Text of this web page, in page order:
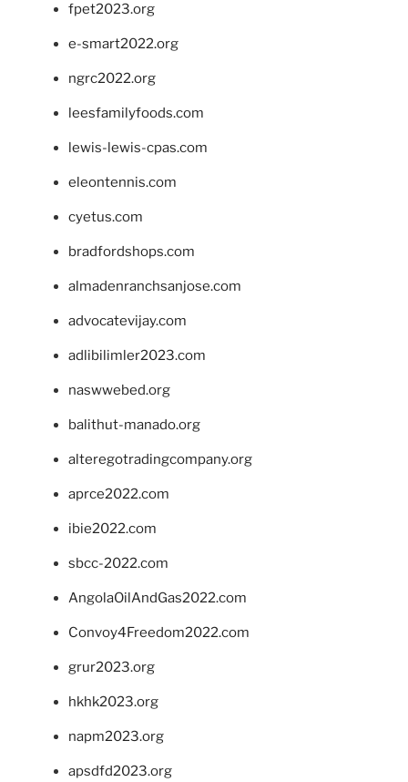
fpet2023.org
e-smart2022.org
ngrc2022.org
leesfamilyfoods.com
lewis-lewis-cpas.com
eleontennis.com
cyetus.com
bradfordshops.com
almadenranchsanjose.com
advocatevijay.com
adlibilimler2023.com
naswwebed.org
balithut-manado.org
alteregotradingcompany.org
aprce2022.com
ibie2022.com
sbcc-2022.com
AngolaOilAndGas2022.com
Convoy4Freedom2022.com
grur2023.org
hkhk2023.org
napm2023.org
apsdfd2023.org